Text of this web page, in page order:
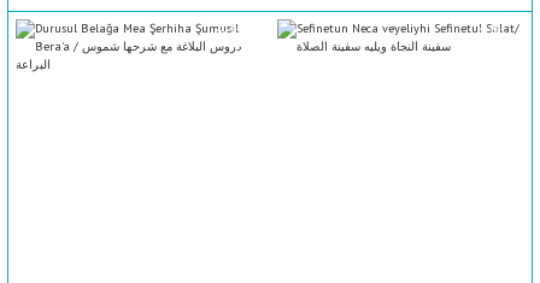
إبراهيم/ابن جماعة الكناني
محمد الماوردي البصري